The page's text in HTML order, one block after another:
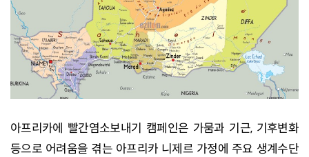
아프리카에 빨간염소보내기 캠페인은 가뭄과 기근, 기후변화
등으로 어려움을 겪는 아프리카 니제르 가정에 주요 생계수단